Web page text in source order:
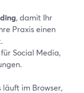
, damit Ihr
Praxis einen
für Social Media,
läuft im Browser,